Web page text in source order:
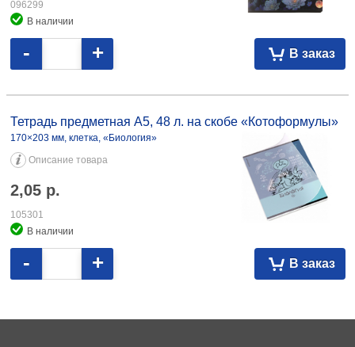
096299
В наличии
В заказ
- +
клетка, «Биология» 2,05 105301
Тетрадь предметная А5, 48 л. на скобе «Котоформулы»
170×203 мм, клетка, «Биология»
Описание товара
2,05 р.
105301
В наличии
В заказ
- +